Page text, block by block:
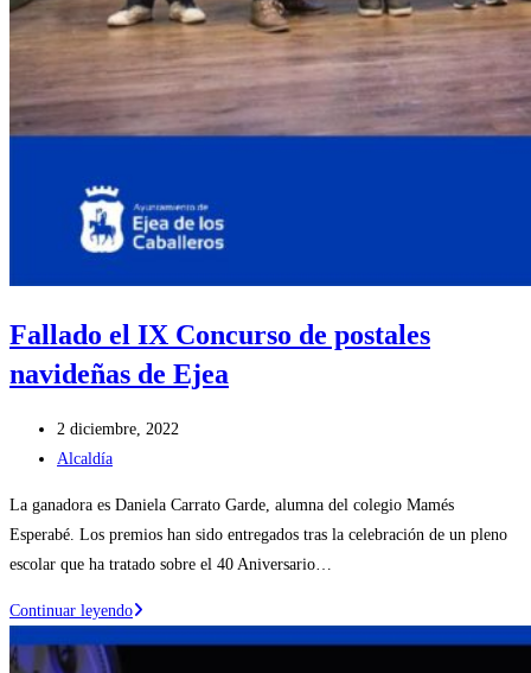
Fallado el IX Concurso de postales
navideñas de Ejea
Publicación
de
entrada:
2 diciembre, 2022
Categoría
la
entrada:
Alcaldía
La ganadora es Daniela Carrato Garde, alumna del colegio Mamés
Esperabé. Los premios han sido entregados tras la celebración de un pleno
escolar que ha tratado sobre el 40 Aniversario…
Continuar leyendoFallado
el